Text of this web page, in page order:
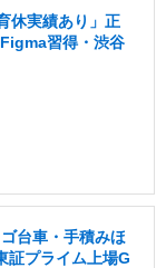
休実績あり」正
習得・渋谷
台車・手積みほ
証プライム上場G